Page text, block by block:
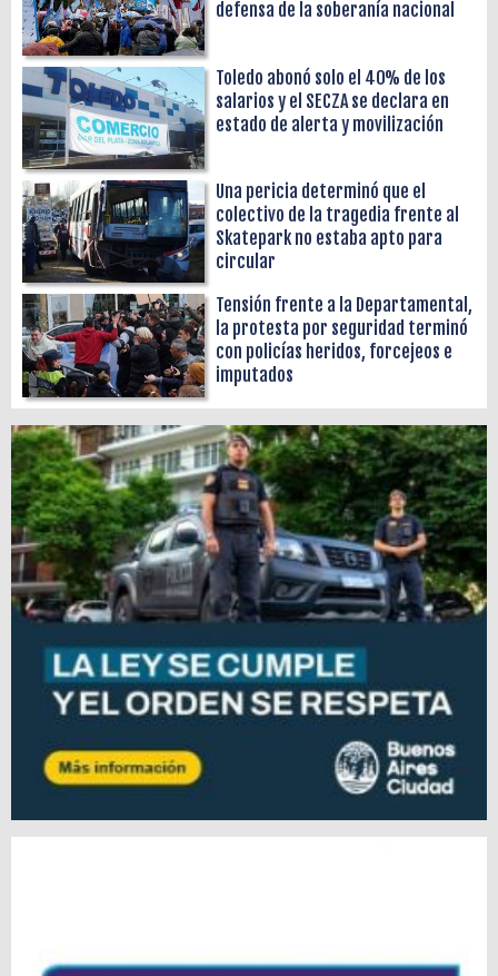
defensa de la soberanía nacional
Toledo abonó solo el 40% de los
salarios y el SECZA se declara en
estado de alerta y movilización
Una pericia determinó que el
colectivo de la tragedia frente al
Skatepark no estaba apto para
circular
Tensión frente a la Departamental,
la protesta por seguridad terminó
con policías heridos, forcejeos e
imputados